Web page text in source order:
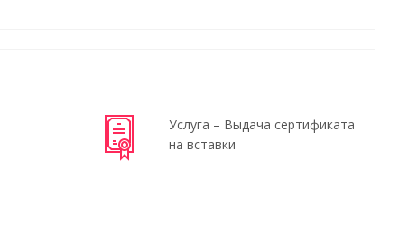
Услуга – Выдача сертификата
на вставки